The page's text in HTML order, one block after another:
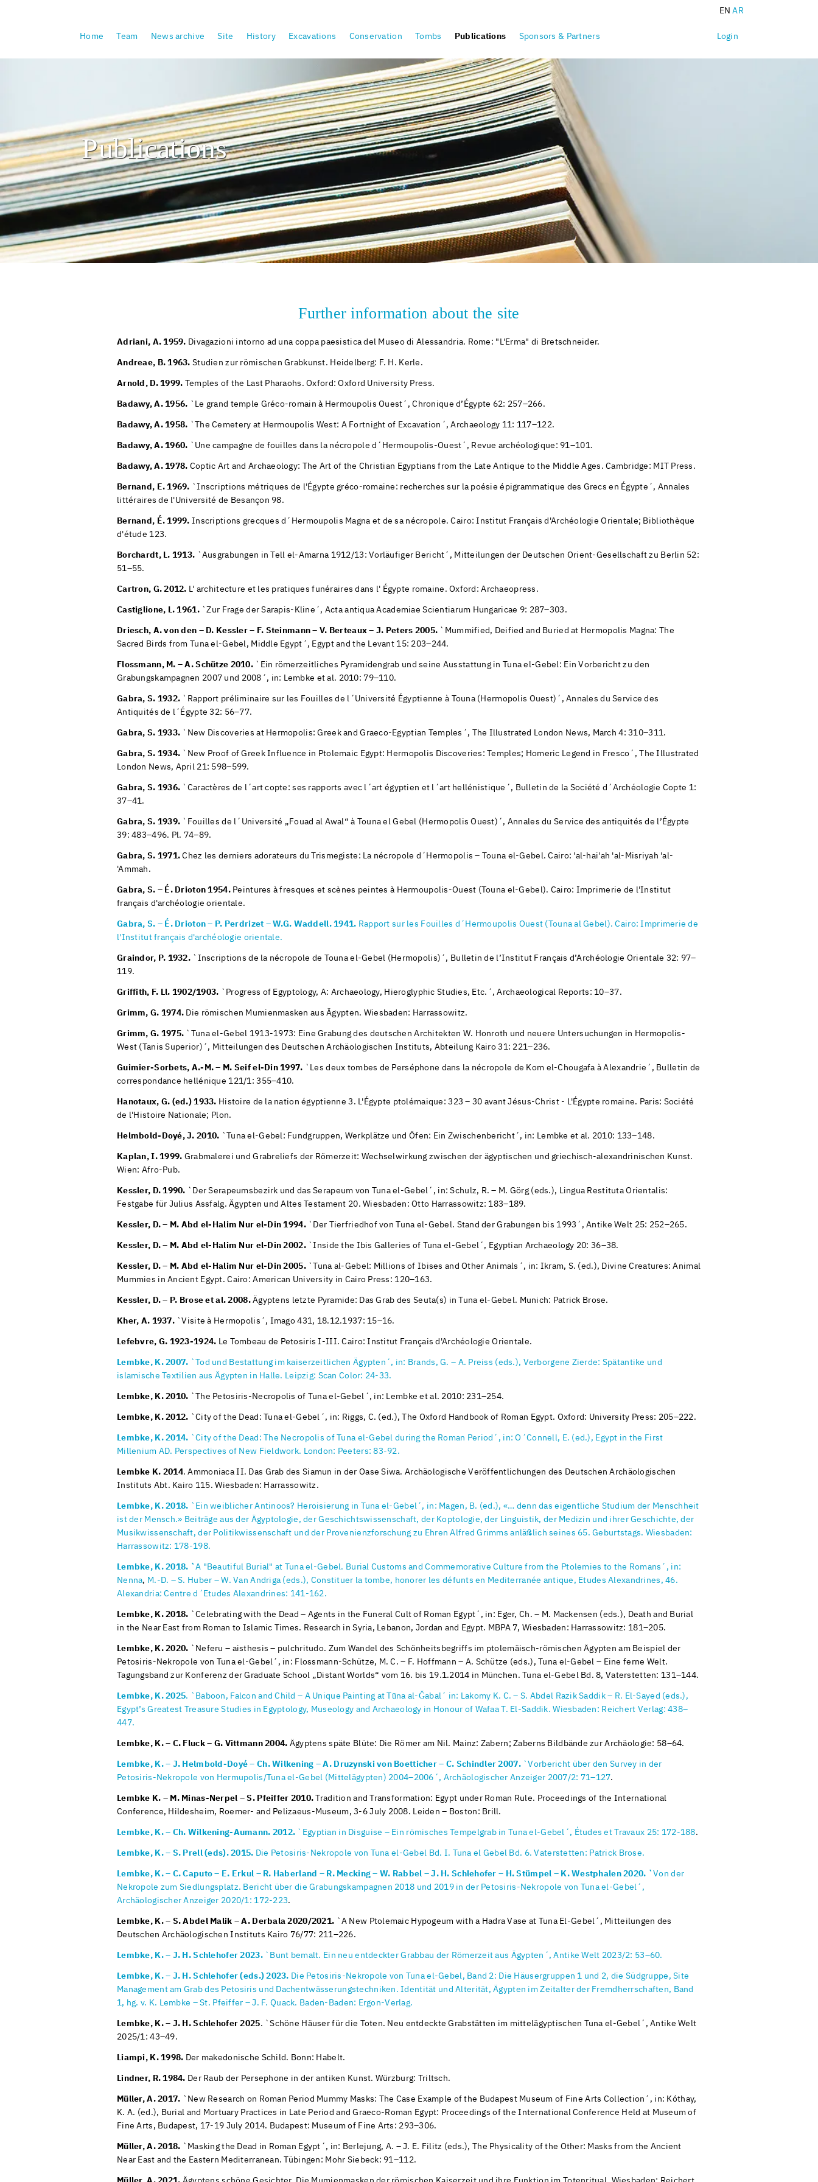
EN AR
Skip
Home Team News archive Site History Excavations Conservation Tombs Publications Sponsors & Partners Login
Publications
Further information about the site
Adriani, A. 1959. Divagazioni intorno ad una coppa paesistica del Museo di Alessandria. Rome: "L'Erma" di Bretschneider.
Andreae, B. 1963.Studien zur römischen Grabkunst. Heidelberg: F. H. Kerle.
Arnold, D. 1999. Temples of the Last Pharaohs. Oxford: Oxford University Press.
Badawy, A. 1956. `Le grand temple Gréco-romain à Hermoupolis Ouest´, Chronique d’Égypte 62: 257–266.
Badawy, A. 1958. `The Cemetery at Hermoupolis West: A Fortnight of Excavation´, Archaeology 11: 117–122.
Badawy, A. 1960. `Une campagne de fouilles dans la nécropole d´Hermoupolis-Ouest´, Revue archéologique: 91–101.
Badawy, A. 1978. Coptic Art and Archaeology: The Art of the Christian Egyptians from the Late Antique to the Middle Ages. Cambridge: MIT Press.
Bernand, E. 1969. `Inscriptions métriques de l'Égypte gréco-romaine: recherches sur la poésie épigrammatique des Grecs en Égypte´, Annales
littéraires de l'Université de Besançon 98.
Bernand, É. 1999. Inscriptions grecques d´Hermoupolis Magna et de sa nécropole. Cairo: Institut Français d'Archéologie Orientale; Bibliothèque
d'étude 123.
Borchardt, L. 1913. `Ausgrabungen in Tell el-Amarna 1912/13: Vorläufiger Bericht´, Mitteilungen der Deutschen Orient-Gesellschaft zu Berlin 52:
51–55.
Cartron, G. 2012. L' architecture et les pratiques funéraires dans l' Égypte romaine. Oxford: Archaeopress.
Castiglione, L. 1961.`Zur Frage der Sarapis-Kline´, Acta antiqua Academiae Scientiarum Hungaricae 9: 287–303.
Driesch, A. von den – D. Kessler – F. Steinmann – V. Berteaux – J. Peters 2005. `Mummified, Deified and Buried at Hermopolis Magna: The
Sacred Birds from Tuna el-Gebel, Middle Egypt´, Egypt and the Levant 15: 203–244.
Flossmann, M. – A. Schütze 2010.`Ein römerzeitliches Pyramidengrab und seine Ausstattung in Tuna el-Gebel: Ein Vorbericht zu den
Grabungskampagnen 2007 und 2008´, in: Lembke et al. 2010: 79–110.
Gabra, S. 1932. `Rapport préliminaire sur les Fouilles de l´Université Égyptienne à Touna (Hermopolis Ouest)´, Annales du Service des
Antiquités de l´Égypte 32: 56–77.
Gabra, S. 1933. `New Discoveries at Hermopolis: Greek and Graeco-Egyptian Temples´, The Illustrated London News, March 4: 310–311.
Gabra, S. 1934. `New Proof of Greek Influence in Ptolemaic Egypt: Hermopolis Discoveries: Temples; Homeric Legend in Fresco´, The Illustrated
London News, April 21: 598–599.
Gabra, S. 1936. `Caractères de l´art copte: ses rapports avec l´art égyptien et l´art hellénistique´, Bulletin de la Société d´Archéologie Copte 1:
37–41.
Gabra, S. 1939. `Fouilles de l´Université „Fouad al Awal“ à Touna el Gebel (Hermopolis Ouest)´, Annales du Service des antiquités de l’Égypte
39: 483–496. Pl. 74–89.
Gabra, S. 1971.Chez les derniers adorateurs du Trismegiste: La nécropole d´Hermopolis – Touna el-Gebel. Cairo: 'al-hai'ah 'al-Misriyah 'al-
'Ammah.
Gabra, S. – É. Drioton 1954.Peintures à fresques et scènes peintes à Hermoupolis-Ouest (Touna el-Gebel). Cairo: Imprimerie de l'Institut
français d'archéologie orientale.
Gabra, S. – É. Drioton – P. Perdrizet – W.G. Waddell. 1941. Rapport sur les Fouilles d´Hermoupolis Ouest (Touna al Gebel). Cairo: Imprimerie de
l'Institut français d'archéologie orientale.
Graindor, P. 1932. `Inscriptions de la nécropole de Touna el-Gebel (Hermopolis)´, Bulletin de l’Institut Français d’Archéologie Orientale 32: 97–
119.
Griffith, F. Ll. 1902/1903. `Progress of Egyptology, A: Archaeology, Hieroglyphic Studies, Etc.´, Archaeological Reports: 10–37.
Grimm, G. 1974. Die römischen Mumienmasken aus Ägypten. Wiesbaden: Harrassowitz.
Grimm, G. 1975. `Tuna el-Gebel 1913-1973: Eine Grabung des deutschen Architekten W. Honroth und neuere Untersuchungen in Hermopolis-
West (Tanis Superior)´, Mitteilungen des Deutschen Archäologischen Instituts, Abteilung Kairo 31: 221–236.
Guimier-Sorbets, A.-M. – M. Seif el-Din 1997. `Les deux tombes de Perséphone dans la nécropole de Kom el-Chougafa à Alexandrie´, Bulletin de
correspondance hellénique 121/1: 355–410.
Hanotaux, G. (ed.) 1933. Histoire de la nation égyptienne 3. L'Égypte ptolémaique: 323 – 30 avant Jésus-Christ - L'Égypte romaine. Paris: Société
de l'Histoire Nationale; Plon.
Helmbold-Doyé, J. 2010. `Tuna el-Gebel: Fundgruppen, Werkplätze und Öfen: Ein Zwischenbericht´, in: Lembke et al. 2010: 133–148.
Kaplan, I. 1999. Grabmalerei und Grabreliefs der Römerzeit: Wechselwirkung zwischen der ägyptischen und griechisch-alexandrinischen Kunst.
Wien: Afro-Pub.
Kessler, D. 1990. `Der Serapeumsbezirk und das Serapeum von Tuna el-Gebel´, in: Schulz, R. – M. Görg (eds.), Lingua Restituta Orientalis:
Festgabe für Julius Assfalg. Ägypten und Altes Testament 20. Wiesbaden: Otto Harrassowitz: 183–189.
Kessler, D. – M. Abd el-Halim Nur el-Din 1994.`Der Tierfriedhof von Tuna el-Gebel. Stand der Grabungen bis 1993´, Antike Welt 25: 252–265.
Kessler, D. – M. Abd el-Halim Nur el-Din 2002.`Inside the Ibis Galleries of Tuna el-Gebel´, Egyptian Archaeology 20: 36–38.
Kessler, D. – M. Abd el-Halim Nur el-Din 2005.`Tuna al-Gebel: Millions of Ibises and Other Animals´, in: Ikram, S. (ed.), Divine Creatures: Animal
Mummies in Ancient Egypt. Cairo: American University in Cairo Press: 120–163.
Kessler, D. – P. Brose et al. 2008.Ägyptens letzte Pyramide: Das Grab des Seuta(s) in Tuna el-Gebel. Munich: Patrick Brose.
Kher, A. 1937.`Visite à Hermopolis´, Imago 431, 18.12.1937: 15–16.
Lefebvre, G. 1923-1924. Le Tombeau de Petosiris I-III. Cairo: Institut Français d'Archéologie Orientale.
Lembke, K. 2007. `Tod und Bestattung im kaiserzeitlichen Ägypten´, in: Brands, G. – A. Preiss (eds.), Verborgene Zierde: Spätantike und
islamische Textilien aus Ägypten in Halle. Leipzig: Scan Color: 24-33.
Lembke, K. 2010. `The Petosiris-Necropolis of Tuna el-Gebel´, in: Lembke et al. 2010: 231–254.
Lembke, K. 2012. `City of the Dead: Tuna el-Gebel´, in: Riggs, C. (ed.), The Oxford Handbook of Roman Egypt. Oxford: University Press: 205–222.
Lembke, K. 2014. `City of the Dead: The Necropolis of Tuna el-Gebel during the Roman Period´, in: O´Connell, E. (ed.), Egypt in the First
Millenium AD. Perspectives of New Fieldwork. London: Peeters: 83-92.
Lembke K. 2014. Ammoniaca II. Das Grab des Siamun in der Oase Siwa. Archäologische Veröffentlichungen des Deutschen Archäologischen
Instituts Abt. Kairo 115. Wiesbaden: Harrassowitz.
Lembke, K. 2018. `Ein weiblicher Antinoos? Heroisierung in Tuna el-Gebel´, in: Magen, B. (ed.), «… denn das eigentliche Studium der Menschheit
ist der Mensch.» Beiträge aus der Ägyptologie, der Geschichtswissenschaft, der Koptologie, der Linguistik, der Medizin und ihrer Geschichte, der
Musikwissenschaft, der Politikwissenschaft und der Provenienzforschung zu Ehren Alfred Grimms anläßlich seines 65. Geburtstags. Wiesbaden:
Harrassowitz: 178-198.
Lembke, K. 2018. `A "Beautiful Burial" at Tuna el-Gebel. Burial Customs and Commemorative Culture from the Ptolemies to the Romans´, in:
Nenna, M.-D. – S. Huber – W. Van Andriga (eds.), Constituer la tombe, honorer les défunts en Mediterranée antique, Etudes Alexandrines, 46.
Alexandria: Centre d´Etudes Alexandrines: 141-162.
Lembke, K. 2018. `Celebrating with the Dead – Agents in the Funeral Cult of Roman Egypt´, in: Eger, Ch. – M. Mackensen (eds.), Death and Burial
in the Near East from Roman to Islamic Times. Research in Syria, Lebanon, Jordan and Egypt. MBPA 7, Wiesbaden: Harrassowitz: 181–205.
Lembke, K. 2020. `Neferu – aisthesis – pulchritudo. Zum Wandel des Schönheitsbegriffs im ptolemäisch-römischen Ägypten am Beispiel der
Petosiris-Nekropole von Tuna el-Gebel´, in: Flossmann-Schütze, M. C. – F. Hoffmann – A. Schütze (eds.), Tuna el-Gebel – Eine ferne Welt.
Tagungsband zur Konferenz der Graduate School „Distant Worlds“ vom 16. bis 19.1.2014 in München. Tuna el-Gebel Bd. 8, Vaterstetten: 131–144.
Lembke, K. 2025. `Baboon, Falcon and Child – A Unique Painting at Tūna al-Ǧabal´ in: Lakomy K. C. – S. Abdel Razik Saddik – R. El-Sayed (eds.),
Egypt’s Greatest Treasure Studies in Egyptology, Museology and Archaeology in Honour of Wafaa T. El-Saddik. Wiesbaden: Reichert Verlag: 438–
447.
Lembke, K. – C. Fluck – G. Vittmann 2004. Ägyptens späte Blüte: Die Römer am Nil. Mainz: Zabern; Zaberns Bildbände zur Archäologie: 58–64.
Lembke, K. – J. Helmbold-Doyé – Ch. Wilkening – A. Druzynski von Boetticher – C. Schindler 2007.`Vorbericht über den Survey in der
Petosiris-Nekropole von Hermupolis/Tuna el-Gebel (Mittelägypten) 2004–2006´, Archäologischer Anzeiger 2007/2: 71–127.
Lembke K. – M. Minas-Nerpel – S. Pfeiffer 2010.Tradition and Transformation: Egypt under Roman Rule. Proceedings of the International
Conference, Hildesheim, Roemer- and Pelizaeus-Museum, 3-6 July 2008. Leiden – Boston: Brill.
Lembke, K. – Ch. Wilkening-Aumann. 2012. `Egyptian in Disguise – Ein römisches Tempelgrab in Tuna el-Gebel´, Études et Travaux 25: 172-188.
Lembke, K. – S. Prell (eds). 2015. Die Petosiris-Nekropole von Tuna el-Gebel Bd. I. Tuna el Gebel Bd. 6. Vaterstetten: Patrick Brose.
Lembke, K. – C. Caputo – E. Erkul – R. Haberland – R. Mecking – W. Rabbel – J. H. Schlehofer – H. Stümpel – K. Westphalen 2020. `Von der
Nekropole zum Siedlungsplatz. Bericht über die Grabungskampagnen 2018 und 2019 in der Petosiris-Nekropole von Tuna el-Gebel´,
Archäologischer Anzeiger 2020/1: 172-223.
Lembke, K. – S. Abdel Malik – A. Derbala 2020/2021. `A New Ptolemaic Hypogeum with a Hadra Vase at Tuna El-Gebel´, Mitteilungen des
Deutschen Archäologischen Instituts Kairo 76/77: 211–226.
Lembke, K. – J. H. Schlehofer 2023.`Bunt bemalt. Ein neu entdeckter Grabbau der Römerzeit aus Ägypten´, Antike Welt 2023/2: 53–60.
Lembke, K. – J. H. Schlehofer (eds.) 2023. Die Petosiris-Nekropole von Tuna el-Gebel, Band 2: Die Häusergruppen 1 und 2, die Südgruppe, Site
Management am Grab des Petosiris und Dachentwässerungstechniken. Identität und Alterität, Ägypten im Zeitalter der Fremdherrschaften, Band
1, hg. v. K. Lembke – St. Pfeiffer – J. F. Quack. Baden-Baden: Ergon-Verlag.
Lembke, K. – J. H. Schlehofer 2025. `Schöne Häuser für die Toten. Neu entdeckte Grabstätten im mittelägyptischen Tuna el-Gebel´, Antike Welt
2025/1: 43–49.
Liampi, K. 1998. Der makedonische Schild. Bonn: Habelt.
Lindner, R. 1984. Der Raub der Persephone in der antiken Kunst. Würzburg: Triltsch.
Müller, A.2017. `New Research on Roman Period Mummy Masks: The Case Example of the Budapest Museum of Fine Arts Collection´, in: Kóthay,
K. A. (ed.), Burial and Mortuary Practices in Late Period and Graeco-Roman Egypt: Proceedings of the International Conference Held at Museum of
Fine Arts, Budapest, 17-19 July 2014. Budapest: Museum of Fine Arts: 293–306.
Müller, A.2018. `Masking the Dead in Roman Egypt´, in: Berlejung, A. – J. E. Filitz (eds.), The Physicality of the Other: Masks from the Ancient
Near East and the Eastern Mediterranean. Tübingen: Mohr Siebeck: 91–112.